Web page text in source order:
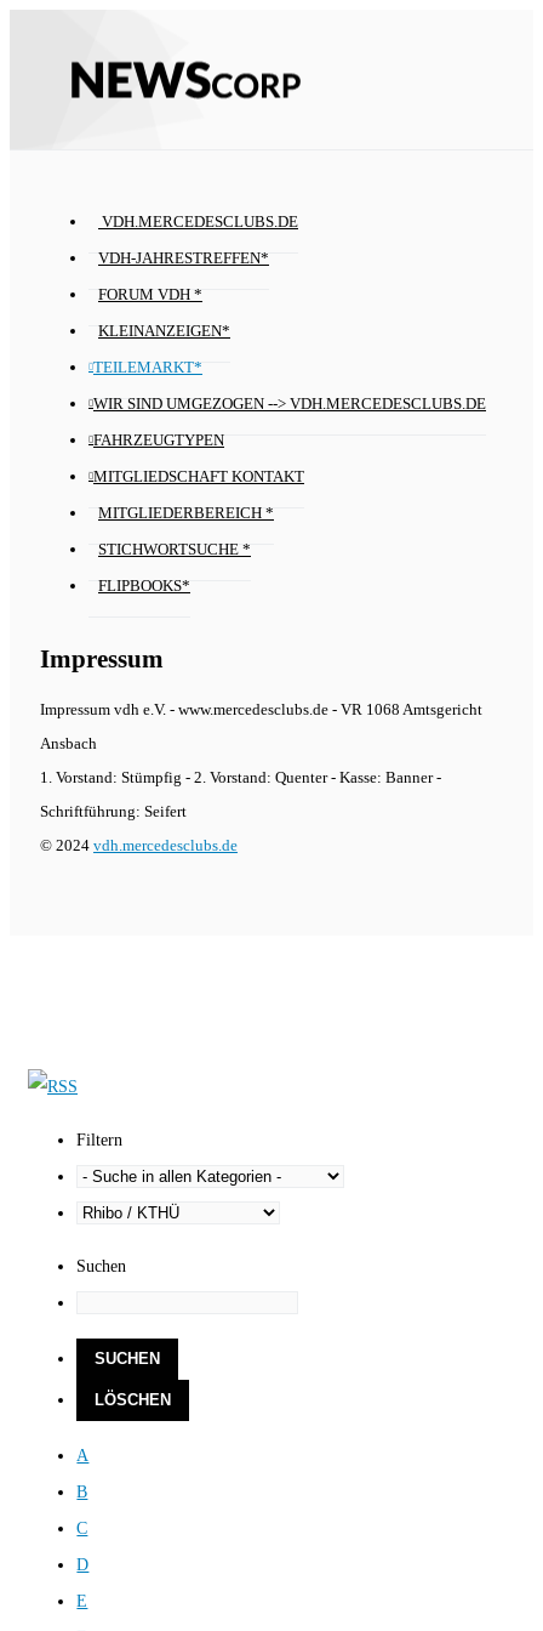
VDH.MERCEDESCLUBS.DE
VDH-JAHRESTREFFEN*
FORUM VDH *
KLEINANZEIGEN*
TEILEMARKT*
WIR SIND UMGEZOGEN --> VDH.MERCEDESCLUBS.DE
FAHRZEUGTYPEN
MITGLIEDSCHAFT KONTAKT
MITGLIEDERBEREICH *
STICHWORTSUCHE *
FLIPBOOKS*
Impressum
Impressum vdh e.V. - www.mercedesclubs.de - VR 1068 Amtsgericht
Ansbach
1. Vorstand: Stümpfig - 2. Vorstand: Quenter - Kasse: Banner -
Schriftführung: Seifert
© 2024 vdh.mercedesclubs.de
Filtern
Suchen
A
B
C
D
E